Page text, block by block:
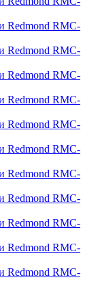
Redmond RMC-
Redmond RMC-
Redmond RMC-
Redmond RMC-
Redmond RMC-
Redmond RMC-
Redmond RMC-
Redmond RMC-
Redmond RMC-
Redmond RMC-
Redmond RMC-